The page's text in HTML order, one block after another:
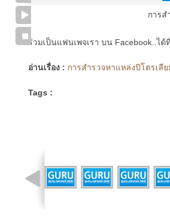
การส
ร่วมเป็นแฟนเพจเรา บน Facebook..ได้
อ่านเรื่อง : การสำรวจหาแหล่งปิโตรเลี
Tags :